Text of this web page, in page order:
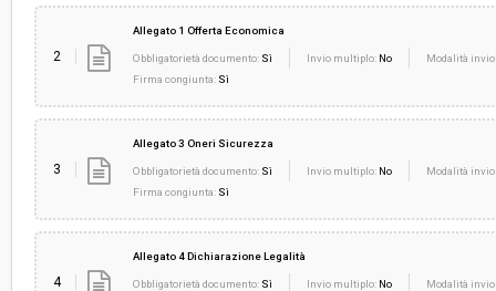
2
Allegato 1 Offerta Economica
Obbligatorietà documento: Sì Invio multiplo: No
Modalità
Firma congiunta: Sì
3
Allegato 3 Oneri Sicurezza
Obbligatorietà documento: Sì Invio multiplo: No
Modalità
Firma congiunta: Sì
4
Allegato 4 Dichiarazione Legalità
Obbligatorietà documento: Sì Invio multiplo: No
Modalità